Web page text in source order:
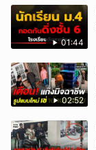
01:44
02:52